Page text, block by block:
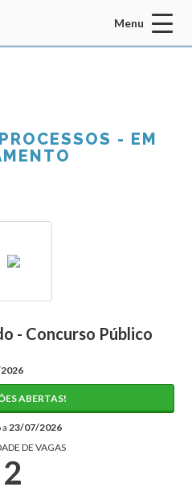
Menu
- EM
- Concurso Público
ABERTAS!
a 23/07/2026
DE VAGAS
2